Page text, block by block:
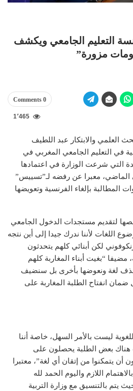
التعليم الجامعي ويكشف
مزورة”
0 Comments
1٬465
العلمي والابتكار عبد اللطيف
في التعليم الجامعي المغربي في
التي شرعت الوزارة في اعتمادها
الماضي، معبرا عن رفضه لـ”تسييس”
بإلغاء الفرنسية وتعويضها
لتقديم مستجدات الدخول الجامعي
اللغات لأننا ندرك جيدا إلى أين نتجه
لكن أبنائي كلهم يتحدثون
مضيفا “بغيت أبناء المغاربة كلهم
لغة ونعوضها بأخرى بل سنضيف
انفتاح الطلبة المغاربة على
ليست بالأمر السهل، خاصة أننا
هناك بعض الطلبة يحصلون على
أن يتمكنوا من إتقان أي لغة”، معتبرا
اللازم واليوم الحمد لله
يتم بالتنسيق مع وزارة التربية